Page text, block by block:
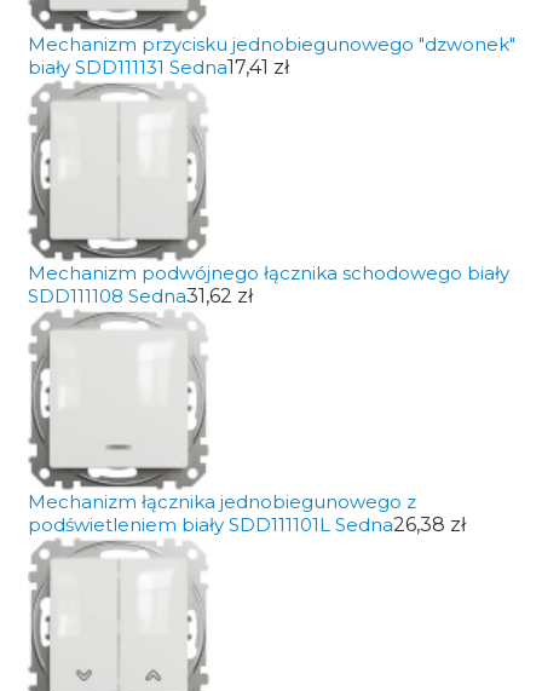
Mechanizm przycisku jednobiegunowego "dzwonek"
biały SDD111131 Sedna17,41 zł
Mechanizm podwójnego łącznika schodowego biały
SDD111108 Sedna31,62 zł
Mechanizm łącznika jednobiegunowego z
podświetleniem biały SDD111101L Sedna26,38 zł